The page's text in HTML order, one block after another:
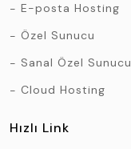
E-posta Hosting
Özel Sunucu
Sanal Özel Sunucu
Cloud Hosting
Hızlı Link